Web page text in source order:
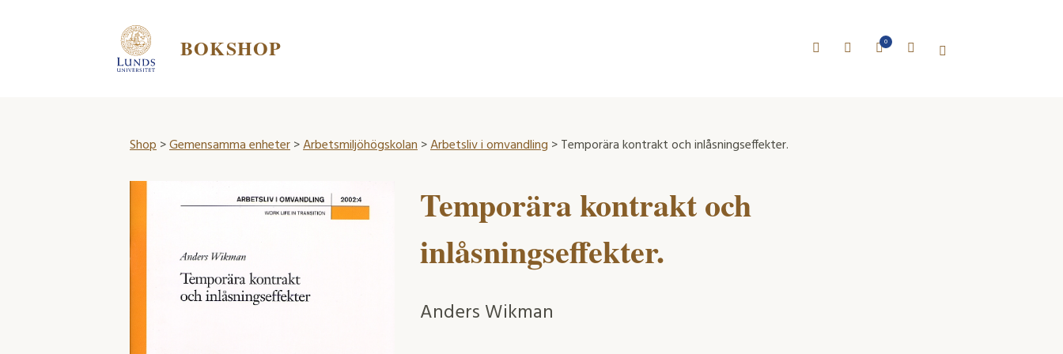
BOKSHOP 0
Shop>Gemensamma enheter>Arbetsmiljöhögskolan>Arbetsliv i omvandling > Temporära kontrakt och inlåsningseffekter.
Temporära kontrakt och
inlåsningseffekter.
Anders Wikman